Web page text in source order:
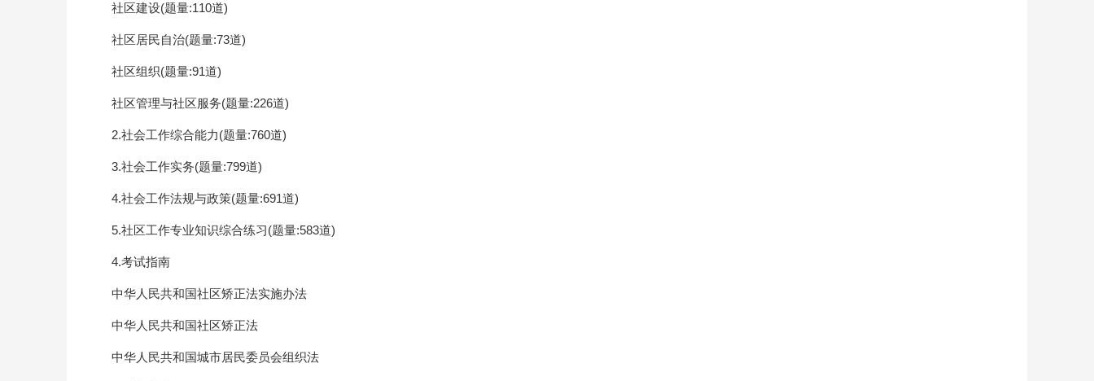
社区建设(题量:110道)
社区居民自治(题量:73道)
社区组织(题量:91道)
社区管理与社区服务(题量:226道)
2.社会工作综合能力(题量:760道)
3.社会工作实务(题量:799道)
4.社会工作法规与政策(题量:691道)
5.社区工作专业知识综合练习(题量:583道)
4.考试指南
中华人民共和国社区矫正法实施办法
中华人民共和国社区矫正法
中华人民共和国城市居民委员会组织法